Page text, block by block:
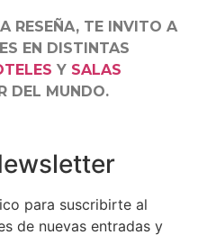
RESEÑA, TE INVITO A
EN DISTINTAS
Y SALAS
DEL MUNDO.
para suscribirte al
de nuevas entradas y